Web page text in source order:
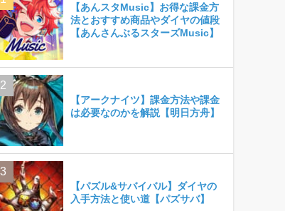
【あんスタMusic】お得な課金方
法とおすすめ商品やダイヤの値段
【あんさんぶるスターズMusic】
【アークナイツ】課金方法や課金
は必要なのかを解説【明日方舟】
【パズル&サバイバル】ダイヤの
入手方法と使い道【パズサバ】